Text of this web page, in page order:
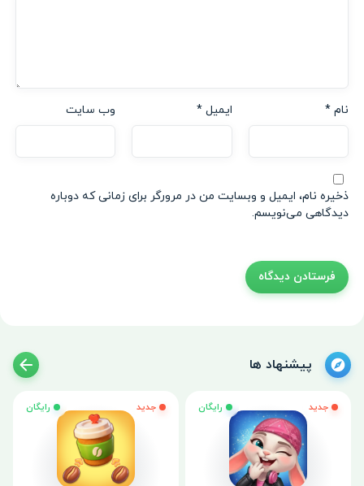
نام * ایمیل* وب‌ سایت
ذخیره نام، ایمیل و وبسایت من در مرورگر برای زمانی که دوباره
دیدگاهی می‌نویسم.
پیشنهاد ها
جدید رایگان جدید رایگان